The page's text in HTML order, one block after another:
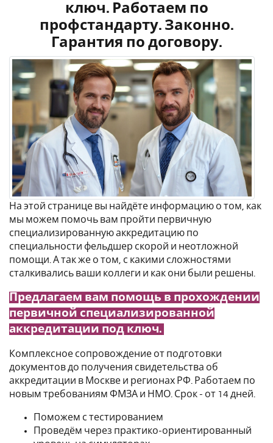
ключ. Работаем по
профстандарту. Законно.
Гарантия по договору.
На этой странице вы найдёте информацию о том, как
мы можем помочь вам пройти первичную
специализированную аккредитацию по
специальности фельдшер скорой и неотложной
помощи. А так же о том, с какими сложностями
сталкивались ваши коллеги и как они были решены.
Предлагаем вам помощь в прохождении
первичной специализированной
аккредитации под ключ.
Комплексное сопровождение от подготовки
документов до получения свидетельства об
аккредитации в Москве и регионах РФ. Работаем по
новым требованиям ФМЗА и НМО. Срок - от 14 дней.
Поможем с тестированием
Проведём через практико-ориентированный